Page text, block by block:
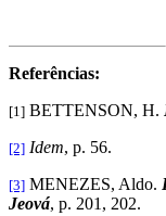
Referências:
[1] BETTENSON, H.
[2] Idem, p. 56.
[3] MENEZES, Aldo.
Jeová, p. 201, 202.